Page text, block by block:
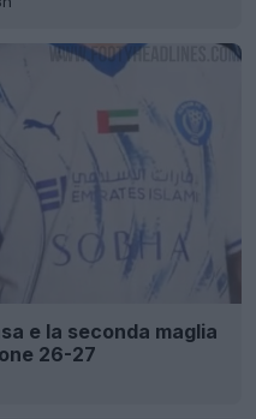
e la seconda maglia
26-27